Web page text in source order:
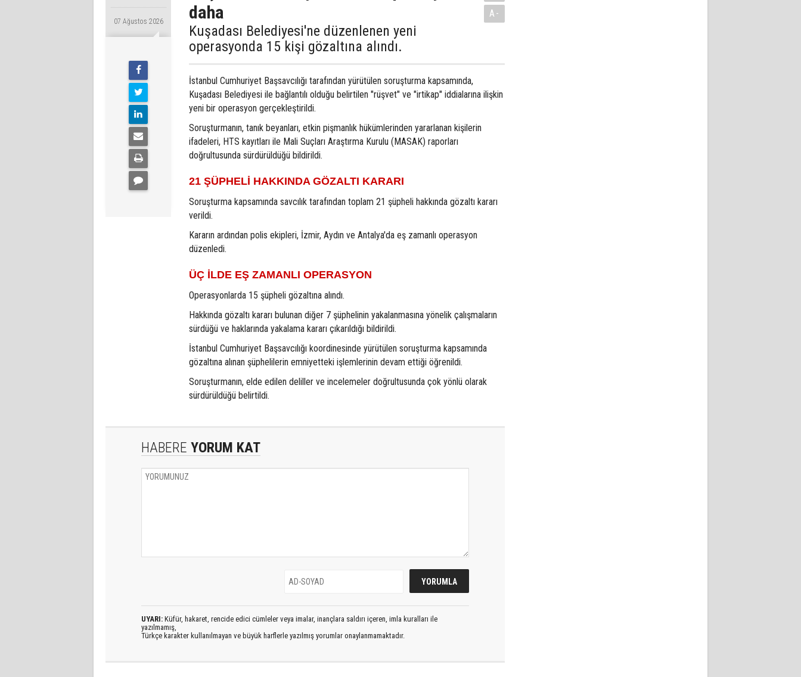
07 Ağustos 2026
daha
Kuşadası Belediyesi'ne düzenlenen yeni
operasyonda 15 kişi gözaltına alındı.
A-
İstanbul Cumhuriyet Başsavcılığı tarafından yürütülen soruşturma kapsamında,
Kuşadası Belediyesi ile bağlantılı olduğu belirtilen "rüşvet" ve "irtikap" iddialarına ilişkin
yeni bir operasyon gerçekleştirildi.
Soruşturmanın, tanık beyanları, etkin pişmanlık hükümlerinden yararlanan kişilerin
ifadeleri, HTS kayıtları ile Mali Suçları Araştırma Kurulu (MASAK) raporları
doğrultusunda sürdürüldüğü bildirildi.
21 ŞÜPHELİ HAKKINDA GÖZALTI KARARI
Soruşturma kapsamında savcılık tarafından toplam 21 şüpheli hakkında gözaltı kararı
verildi.
Kararın ardından polis ekipleri, İzmir, Aydın ve Antalya'da eş zamanlı operasyon
düzenledi.
ÜÇ İLDE EŞ ZAMANLI OPERASYON
Operasyonlarda 15 şüpheli gözaltına alındı.
Hakkında gözaltı kararı bulunan diğer 7 şüphelinin yakalanmasına yönelik çalışmaların
sürdüğü ve haklarında yakalama kararı çıkarıldığı bildirildi.
İstanbul Cumhuriyet Başsavcılığı koordinesinde yürütülen soruşturma kapsamında
gözaltına alınan şüphelilerin emniyetteki işlemlerinin devam ettiği öğrenildi.
Soruşturmanın, elde edilen deliller ve incelemeler doğrultusunda çok yönlü olarak
sürdürüldüğü belirtildi.
HABERE YORUM KAT
UYARI: Küfür, hakaret, rencide edici cümleler veya imalar, inançlara saldırı içeren, imla kuralları ile
yazılmamış,
Türkçe karakter kullanılmayan ve büyük harflerle yazılmış yorumlar onaylanmamaktadır.